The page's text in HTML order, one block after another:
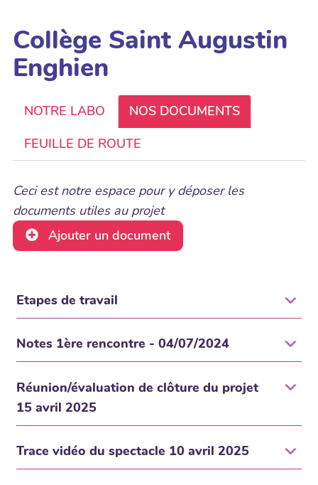
Collège Saint Augustin
Enghien
NOTRE LABO
NOS DOCUMENTS
FEUILLE DE ROUTE
Ceci est notre espace pour y déposer les
documents utiles au projet
Ajouter un document
Etapes de travail
Notes 1ère rencontre - 04/07/2024
Réunion/évaluation de clôture du projet
15 avril 2025
Trace vidéo du spectacle 10 avril 2025